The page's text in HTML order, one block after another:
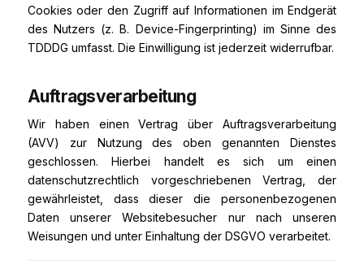
Cookies oder den Zugriff auf Informationen im Endgerät
des Nutzers (z. B. Device-Fingerprinting) im Sinne des
TDDDG umfasst. Die Einwilligung ist jederzeit widerrufbar.
Auftragsverarbeitung
Wir haben einen Vertrag über Auftragsverarbeitung
(AVV) zur Nutzung des oben genannten Dienstes
geschlossen. Hierbei handelt es sich um einen
datenschutzrechtlich vorgeschriebenen Vertrag, der
gewährleistet, dass dieser die personenbezogenen
Daten unserer Websitebesucher nur nach unseren
Weisungen und unter Einhaltung der DSGVO verarbeitet.